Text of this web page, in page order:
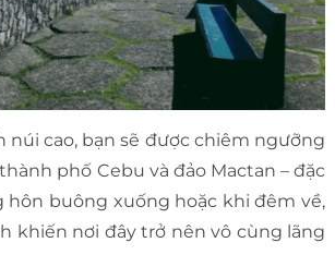
núi cao, bạn sẽ được chiêm ngưỡng
phố Cebu và đảo Mactan – đặc
hôn buông xuống hoặc khi đêm về,
khiến nơi đây trở nên vô cùng lãng